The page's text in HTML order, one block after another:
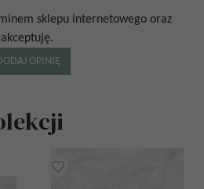
sklepu internetowego oraz